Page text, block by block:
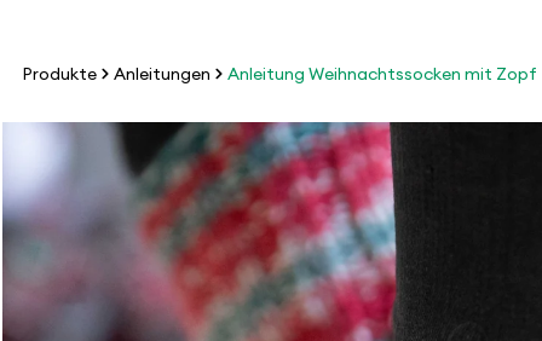
Produkte Anleitungen Anleitung Weihnachtssocken mit Zopf